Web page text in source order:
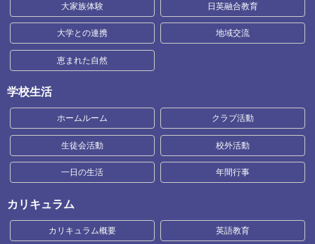
大家族体験 日英融合教育
大学との連携 地域交流
恵まれた自然
学校生活
ホームルーム クラブ活動
生徒会活動 校外活動
一日の生活 年間行事
カリキュラム
カリキュラム概要 英語教育